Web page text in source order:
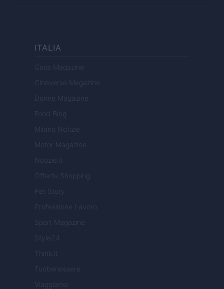
ITALIA
Casa Magazine
Cineverse Magazine
Donne Magazine
Food Blog
Milano Notizie
Motor Magazine
Notizie.it
Offerte Shopping
Pet Story
Professione Lavoro
Sport Magazine
Style24
Think.it
Tuobenessere
Viaggiamo